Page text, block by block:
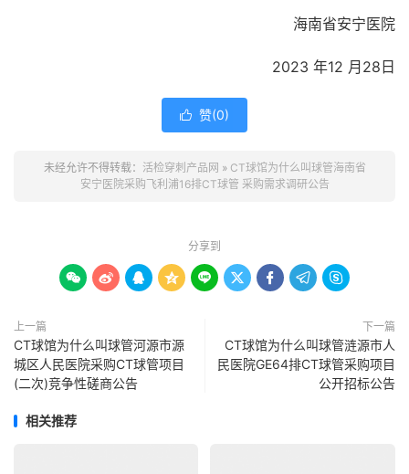
海南省安宁医院
2023 年12 月28日
 赞(0)
未经允许不得转载： 活检穿刺产品网 » CT球馆为什么叫球管海南省
安宁医院采购飞利浦16排CT球管 采购需求调研公告
分享到
        
上一篇
CT球馆为什么叫球管河源市源
城区人民医院采购CT球管项目
(二次)竞争性磋商公告
下一篇
CT球馆为什么叫球管涟源市人
民医院GE64排CT球管采购项目
公开招标公告
相关推荐